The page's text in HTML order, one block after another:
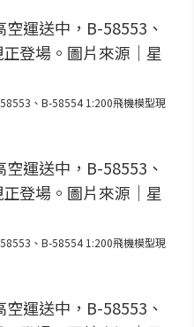
58553、B-58554 1:200飛機模型現
58553、B-58554 1:200飛機模型現